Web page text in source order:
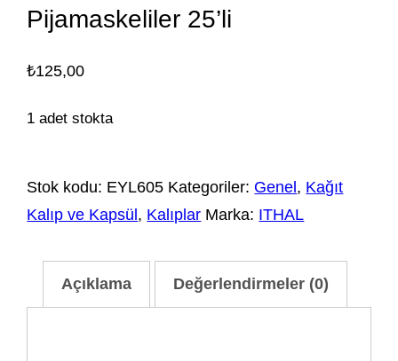
Pijamaskeliler 25’li
₺125,00
1 adet stokta
Stok kodu: EYL605 Kategoriler: Genel, Kağıt
Kalıp ve Kapsül, Kalıplar Marka: ITHAL
Açıklama Değerlendirmeler (0)